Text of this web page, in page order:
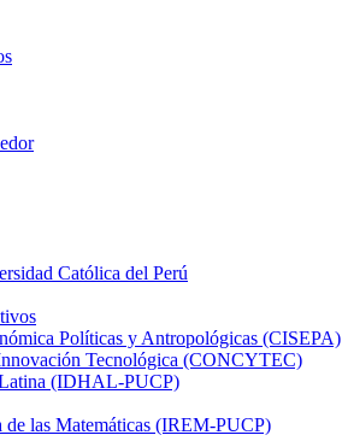
Católica del Perú
Políticas y Antropológicas (CISEPA)
Tecnológica (CONCYTEC)
(IDHAL-PUCP)
de las Matemáticas (IREM-PUCP)